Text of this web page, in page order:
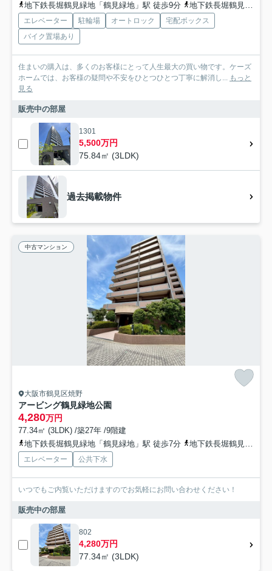
地下鉄長堀鶴見緑地「鶴見緑地」駅 徒歩9分
地下鉄長堀鶴見緑地「横堤」駅 徒歩11分
エレベーター 駐輪場 オートロック
宅配ボックス
バイク置場あり
住まいの購入は、多くのお客様にとって人生最大の買い物です。ケーズ
ホームでは、お客様の疑問や不安をひとつひとつ丁寧に解消し... もっと
見る
販売中の部屋
1301
5,500万円
75.84㎡ (3LDK)
過去掲載物件
中古マンション
大阪市鶴見区焼野
アービング鶴見緑地公園
4,280万円
77.34㎡ (3LDK) /築27年 /9階建
地下鉄長堀鶴見緑地「鶴見緑地」駅 徒歩7分
地下鉄長堀鶴見緑地「門真南」駅 徒歩11分
エレベーター 公共下水
いつでもご内覧いただけますのでお気軽にお問い合わせください！
販売中の部屋
802
4,280万円
77.34㎡ (3LDK)